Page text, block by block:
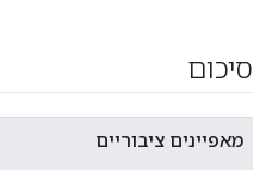
סיכום
מאפיינים ציבוריים